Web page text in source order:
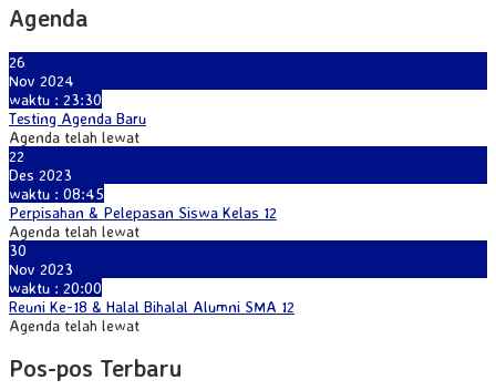
Agenda
26
Nov 2024
waktu : 23:30
Testing Agenda Baru
Agenda telah lewat
22
Des 2023
waktu : 08:45
Perpisahan & Pelepasan Siswa Kelas 12
Agenda telah lewat
30
Nov 2023
waktu : 20:00
Reuni Ke-18 & Halal Bihalal Alumni SMA 12
Agenda telah lewat
Pos-pos Terbaru